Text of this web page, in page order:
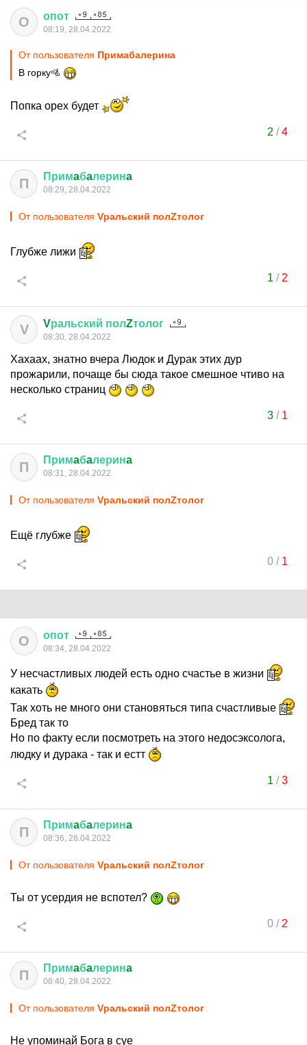
О опот
08:19, 28.04.2022
От пользователя Примaбaлеринa
В горку🚵
Попка орех будет
2 /4
П Примaбaлеринa
08:29, 28.04.2022
От пользователя Vральский полZтолог
Глубже лижи
1 / 2
V Vральский полZтолог
08:30, 28.04.2022
Хахаах, знатно вчера Людок и Дурак этих дур
прожарили, почаще бы сюда такое смешное чтиво на
несколько страниц
3/ 1
П Примaбaлеринa
08:31, 28.04.2022
От пользователя Vральский полZтолог
Ещё глубже
0/ 1
О опот
08:34, 28.04.2022
У несчастливых людей есть одно счастье в жизни
какать
Так хоть не много они становяться типа счастливые
Бред так то
Но по факту если посмотреть на этого недосэксолога,
людку и дурака - так и естт
1 /3
П Примaбaлеринa
08:36, 28.04.2022
От пользователя Vральский полZтолог
Ты от усердия не вспотел?
0/ 2
П Примaбaлеринa
08:40, 28.04.2022
От пользователя Vральский полZтолог
Не упоминай Бога в суе